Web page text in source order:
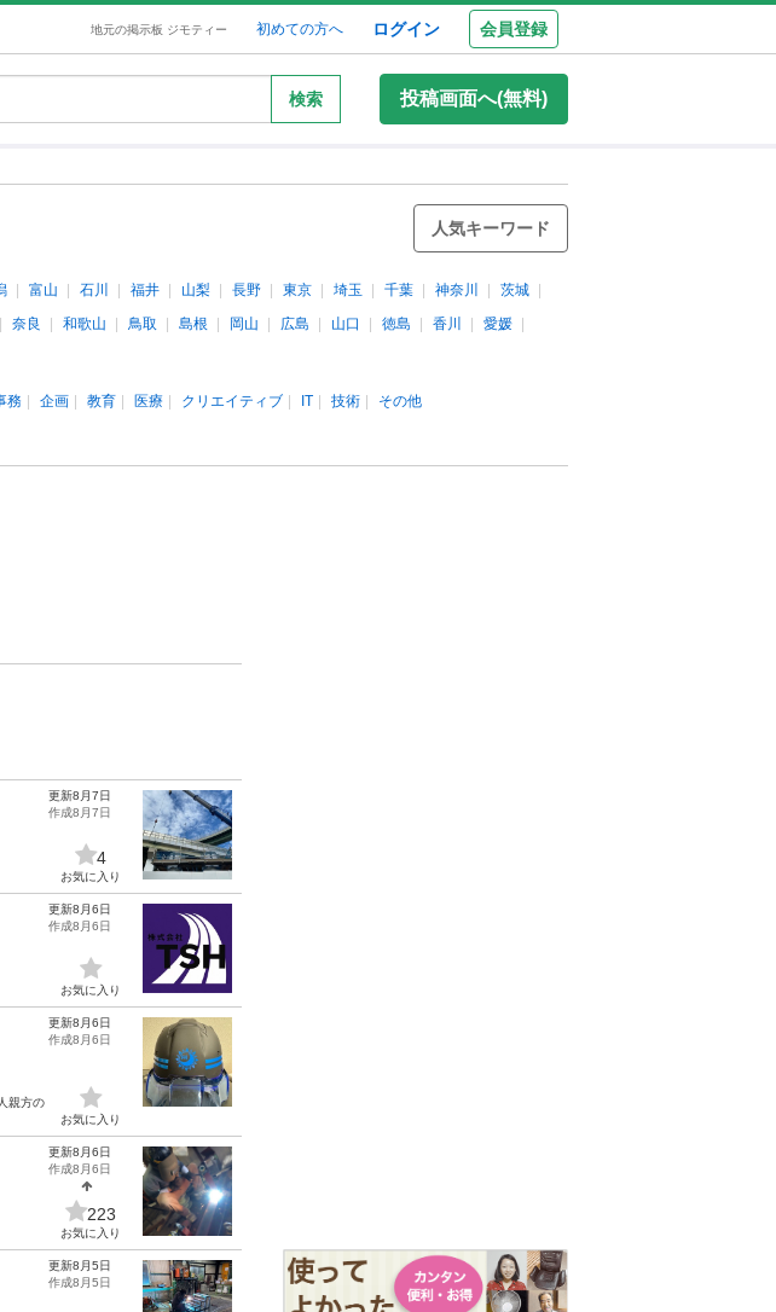
地元の掲示板 ジモティー 初めての方へ ログイン 会員登録
検索 投稿画面へ(無料)
人気キーワード
富山 石川 福井 山梨 長野 東京 埼玉 千葉 神奈川
茨城
奈良 和歌山 鳥取 島根 岡山 広島 山口 徳島 香川
愛媛
務 企画 教育 医療 クリエイティブ IT 技術 その他
更新8月7日
作成8月7日
4
お気に入り
更新8月6日
作成8月6日
お気に入り
親方の
更新8月6日
作成8月6日
お気に入り
更新8月6日
作成8月6日
223
お気に入り
更新8月5日
作成8月5日